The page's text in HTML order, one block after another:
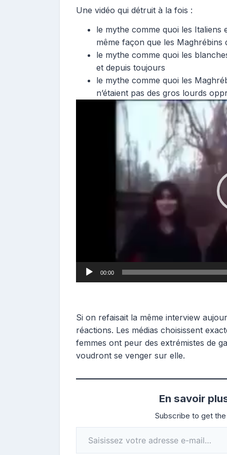
Une vidéo qui détruit à la fois :
le mythe comme quoi les Italiens
même façon que les Maghrébins
le mythe comme quoi les
et depuis toujours
le mythe comme quoi les
n’étaient pas des gros lourds
00:00
Si on refaisait la même interview
réactions. Les médias choisissent
femmes ont peur des extrémistes de
voudront se venger sur elle.
En savoir
Subscribe to get
Saisissez votre adresse e-mail…